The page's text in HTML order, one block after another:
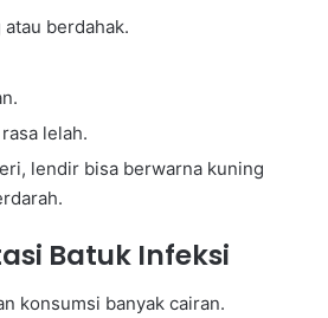
berdahak.
lelah.
lendir bisa berwarna kuning
Batuk Infeksi
konsumsi banyak cairan.